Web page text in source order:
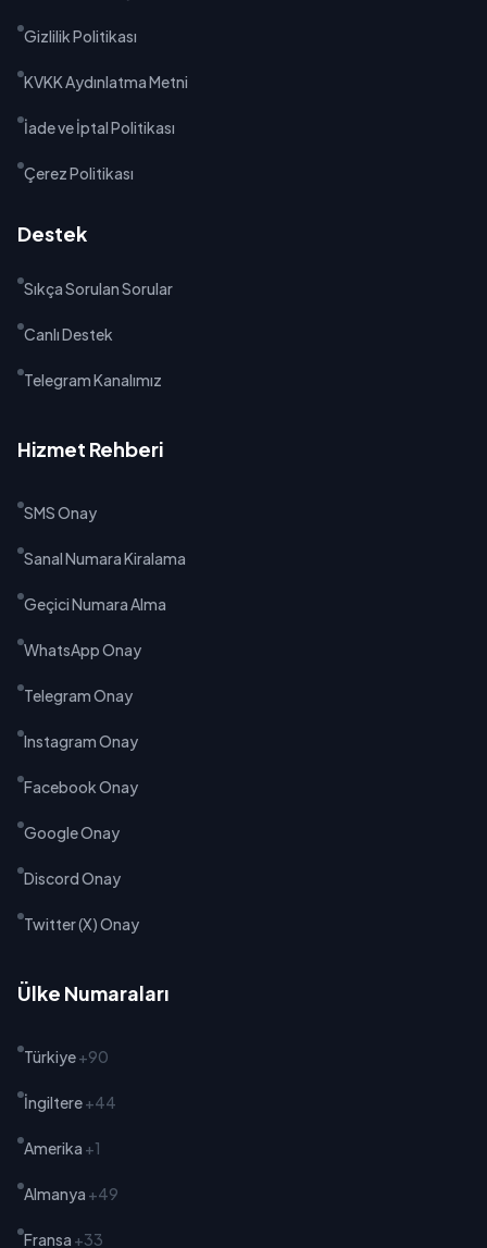
Gizlilik Politikası
KVKK Aydınlatma Metni
İade ve İptal Politikası
Çerez Politikası
Destek
Sıkça Sorulan Sorular
Canlı Destek
Telegram Kanalımız
Hizmet Rehberi
SMS Onay
Sanal Numara Kiralama
Geçici Numara Alma
WhatsApp Onay
Telegram Onay
Instagram Onay
Facebook Onay
Google Onay
Discord Onay
Twitter (X) Onay
Ülke Numaraları
Türkiye+90
İngiltere+44
Amerika +1
Almanya +49
Fransa +33